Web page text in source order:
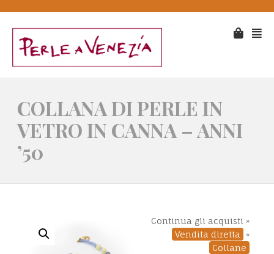
COLLANA DI PERLE IN
VETRO IN CANNA – ANNI
’50
Continua gli acquisti »
Vendita diretta »
Collane